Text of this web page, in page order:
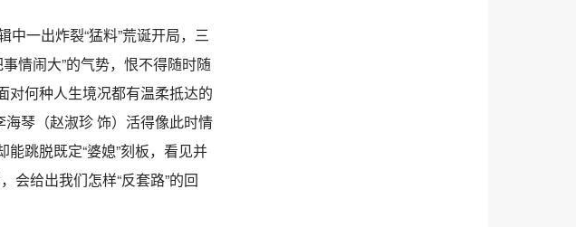
一出炸裂“猛料”荒诞开局，三
情闹大”的气势，恨不得随时随
对何种人生境况都有温柔抵达的
琴（赵淑珍 饰）活得像此时情
能跳脱既定“婆媳”刻板，看见并
会给出我们怎样“反套路”的回